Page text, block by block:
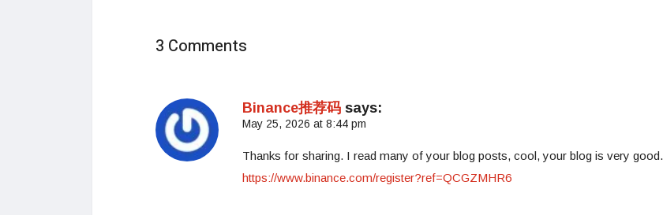
3 Comments
Binance推荐码 says:
May 25, 2026 at 8:44 pm
Thanks for sharing. I read many of your blog posts, cool, your blog is very good.
https://www.binance.com/register?ref=QCGZMHR6